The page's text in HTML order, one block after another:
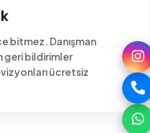
bitmez. Danışman
geri bildirimler
ücretsiz